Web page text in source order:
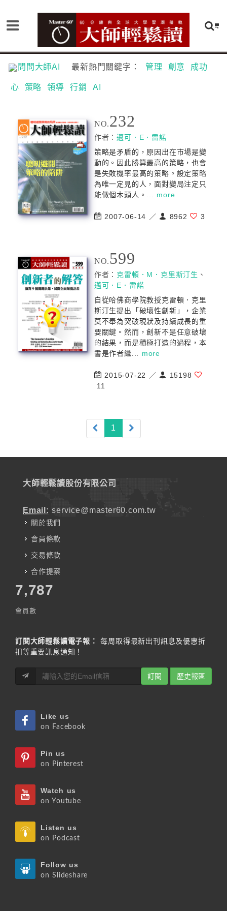
問問大師AI 最新熱門關鍵字： 管理 創意 成功
心 策略 領導 行銷 AI
NO.232
作者：邁可．E．雷諾
策略是矛盾的，原因出在市場是變
動的。因此勝算最高的策略，也會
是失敗機率最高的策略。設定策略
為唯一定見的人，面對變局注定只
能做個木頭人。... more
2007-06-14 ／ 8962 3
NO. 599
作者： 克雷頓．M．克里斯汀生 、
邁可．E．雷諾
自從哈佛商學院教授克雷頓．克里
斯汀生提出「破壞性創新」，企業
莫不奉為突破現狀及持續成長的重
要關鍵。然而，創新不是任意破壞
的結果，而是積極打造的過程，本
書是作者繼... more
2015-07-22 ／
15198
11
1 (current)
大師輕鬆讀股份有限公司
Email: service@master60.com.tw
關於我們
會員條款
交易條款
合作提案
7,787
會員數
訂閱大師輕鬆讀電子報：
每周取得最新出刊訊息及優惠折
扣等重要訊息通知！
訂閱 歷史報區
Like us
on Facebook
Pin us
on Pinterest
Watch us
on Youtube
Listen us
on Podcast
Follow us
on Slideshare